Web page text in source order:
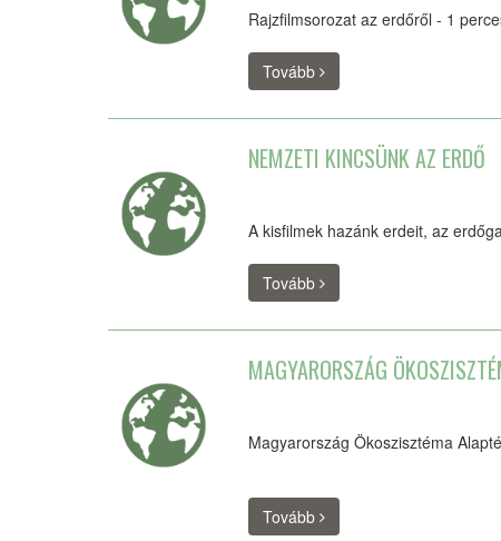
Rajzfilmsorozat az erdőről - 1
Tovább
NEMZETI KINCSÜNK AZ ERDŐ
A kisfilmek hazánk erdeit, az
Tovább
MAGYARORSZÁG
Magyarország Ökoszisztéma
Tovább